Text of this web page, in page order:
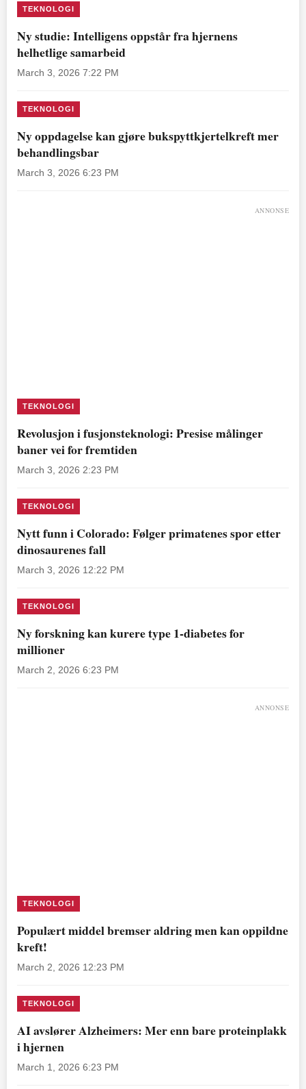
TEKNOLOGI
Ny studie: Intelligens oppstår fra hjernens
helhetlige samarbeid
March 3, 2026 7:22 PM
TEKNOLOGI
Ny oppdagelse kan gjøre bukspyttkjertelkreft mer
behandlingsbar
March 3, 2026 6:23 PM
ANNONSE
TEKNOLOGI
Revolusjon i fusjonsteknologi: Presise målinger
baner vei for fremtiden
March 3, 2026 2:23 PM
TEKNOLOGI
Nytt funn i Colorado: Følger primatenes spor etter
dinosaurenes fall
March 3, 2026 12:22 PM
TEKNOLOGI
Ny forskning kan kurere type 1-diabetes for
millioner
March 2, 2026 6:23 PM
ANNONSE
TEKNOLOGI
Populært middel bremser aldring men kan oppildne
kreft!
March 2, 2026 12:23 PM
TEKNOLOGI
AI avslører Alzheimers: Mer enn bare proteinplakk
i hjernen
March 1, 2026 6:23 PM